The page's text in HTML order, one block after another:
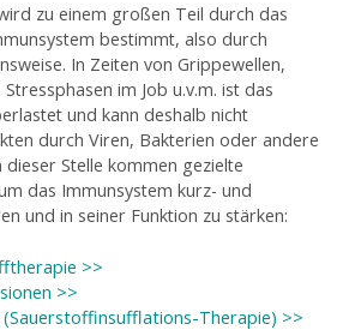
zu einem großen Teil durch das
bestimmt, also durch
In Zeiten von Grippewellen,
im Job u.v.m. ist das
und kann deshalb nicht
durch Viren, Bakterien oder andere
dieser Stelle kommen gezielte
das Immunsystem kurz- und
und in seiner Funktion zu stärken:
>>
>>
(Sauerstoffinsufflations-Therapie) >>